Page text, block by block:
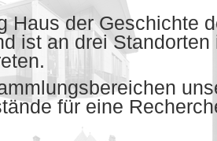
Haus der Geschichte
ist an drei
für eine